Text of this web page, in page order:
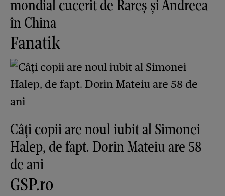
mondial cucerit de Rareș și Andreea
în China
Fanatik
Câți copii are noul iubit al Simonei
Halep, de fapt. Dorin Mateiu are 58
de ani
GSP.ro